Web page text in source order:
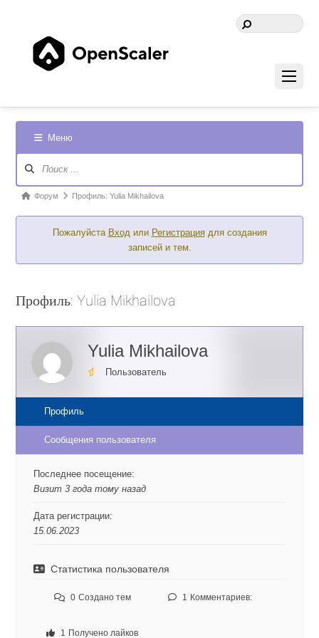
Меню
Форума
ФорумФорум Профиль: Yulia Mikhailova
Пожалуйста Входили Регистрациядля создания
записей и тем.
Профиль: Yulia Mikhailova
Yulia Mikhailova
Пользователь
Профиль
Сообщения пользователя
Последнее посещение:
Визит 3 года тому назад
Дата регистрации:
15.06.2023
Статистика пользователя
0 Создано тем 1 Комментариев:
1 Получено лайков